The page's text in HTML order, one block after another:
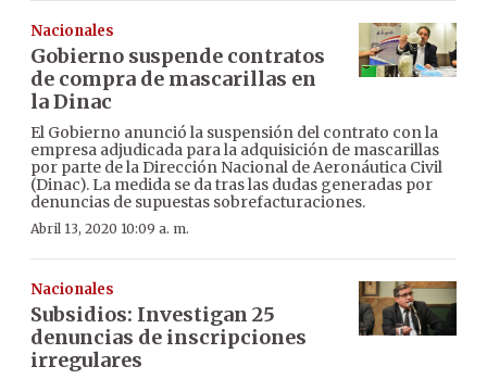
Nacionales
Gobierno suspende contratos
de compra de mascarillas en
la Dinac
El Gobierno anunció la suspensión del contrato con la
empresa adjudicada para la adquisición de mascarillas
por parte de la Dirección Nacional de Aeronáutica Civil
(Dinac). La medida se da tras las dudas generadas por
denuncias de supuestas sobrefacturaciones.
Abril 13, 2020 10:09 a. m.
Nacionales
Subsidios: Investigan 25
denuncias de inscripciones
irregulares